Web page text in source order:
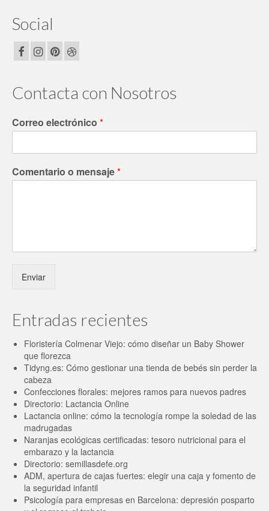
Social
Contacta con Nosotros
Correo electrónico *
Comentario o mensaje*
Enviar
Entradas recientes
Floristería Colmenar Viejo: cómo diseñar un Baby Shower
que florezca
Tidyng.es: Cómo gestionar una tienda de bebés sin perder la
cabeza
Confecciones florales: mejores ramos para nuevos padres
Directorio: Lactancia Online
Lactancia online: cómo la tecnología rompe la soledad de las
madrugadas
Naranjas ecológicas certificadas: tesoro nutricional para el
embarazo y la lactancia
Directorio: semillasdefe.org
ADM, apertura de cajas fuertes: elegir una caja y fomento de
la seguridad infantil
Psicología para empresas en Barcelona: depresión posparto